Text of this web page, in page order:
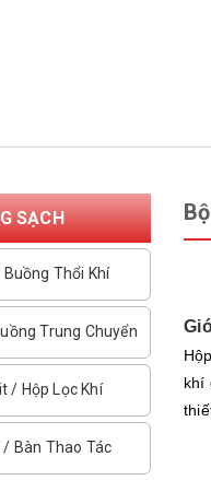
SẠCH
Thổi Khí
Trung Chuyển
/ Hộp Lọc Khí
/ Bàn Thao Tác
khí